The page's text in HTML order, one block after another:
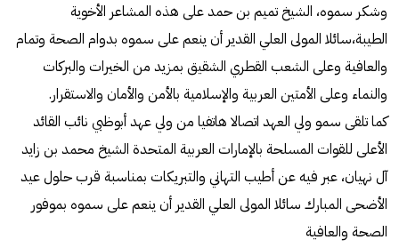
وشكر سموه، الشيخ تميم بن حمد على هذه المشاعر الأخوية
الطيبة،سائلا المولى العلي القدير أن ينعم على سموه بدوام الصحة وتمام
والعافية وعلى الشعب القطري الشقيق بمزيد من الخيرات والبركات
والنماء وعلى الأمتين العربية والإسلامية بالأمن والأمان والاستقرار.
كما تلقى سمو ولي العهد اتصالا هاتفيا من ولي عهد أبوظبي نائب القائد
الأعلى للقوات المسلحة بالإمارات العربية المتحدة الشيخ محمد بن زايد
آل نهيان، عبر فيه عن أطيب التهاني والتبريكات بمناسبة قرب حلول عيد
الأضحى المبارك سائلا المولى العلي القدير أن ينعم على سموه بموفور
الصحة والعافية